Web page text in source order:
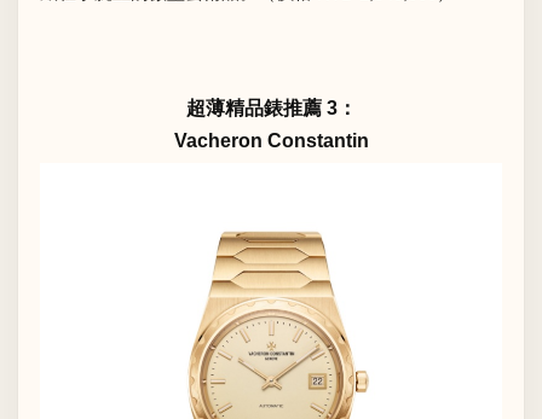
超薄精品錶推薦 3：
Vacheron Constantin